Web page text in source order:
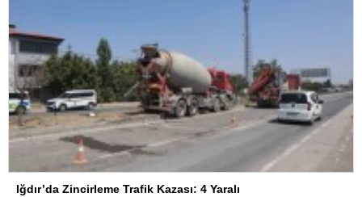
Iğdır’da Zincirleme Trafik Kazası: 4 Yaralı